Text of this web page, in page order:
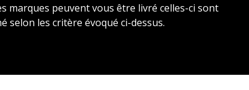
marques peuvent vous être livré celles-ci sont
selon les critère évoqué ci-dessus.